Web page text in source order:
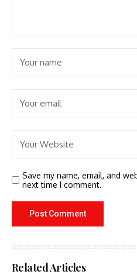
Save my name, email, and
next time I comment.
Related Articles